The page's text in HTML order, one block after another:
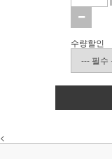
수량할인
<